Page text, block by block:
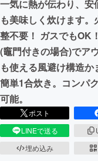
まちづく
CAMPFIRE
CAMPFIREふ
一気に熱が伝わり、安
も美味しく炊けます。
整不要！ ガスでもOK
(竈門付きの場合)でア
も使える風避け構造か
簡単1合炊き。コンパ
可能。
ポスト
LINEで送る
埋め込み